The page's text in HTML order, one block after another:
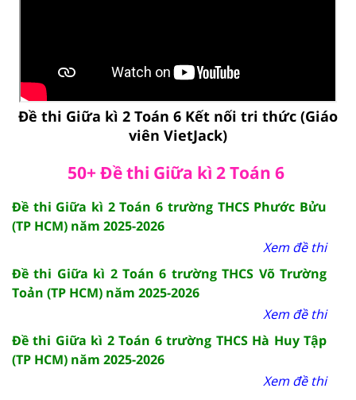
Đề thi Giữa kì 2 Toán 6 Kết nối tri thức (Giáo
viên VietJack)
50+ Đề thi Giữa kì 2 Toán 6
Đề thi Giữa kì 2 Toán 6 trường THCS Phước Bửu
(TP HCM) năm 2025-2026
Xem đề thi
Đề thi Giữa kì 2 Toán 6 trường THCS Võ Trường
Toản (TP HCM) năm 2025-2026
Xem đề thi
Đề thi Giữa kì 2 Toán 6 trường THCS Hà Huy Tập
(TP HCM) năm 2025-2026
Xem đề thi